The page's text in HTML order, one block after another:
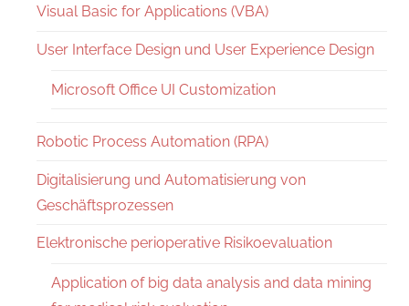
Visual Basic for Applications (VBA)
User Interface Design und User Experience Design
Microsoft Office UI Customization
Robotic Process Automation (RPA)
Digitalisierung und Automatisierung von
Geschäftsprozessen
Elektronische perioperative Risikoevaluation
Application of big data analysis and data mining